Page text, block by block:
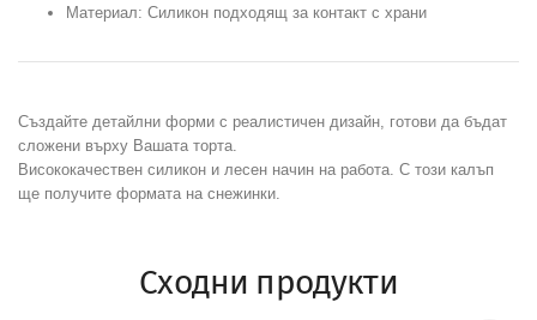
Материал: Силикон подходящ за контакт с храни
Създайте детайлни форми с реалистичен дизайн, готови да бъдат
сложени върху Вашата торта.
Висококачествен силикон и лесен начин на работа. С този калъп
ще получите формата на снежинки.
Сходни продукти